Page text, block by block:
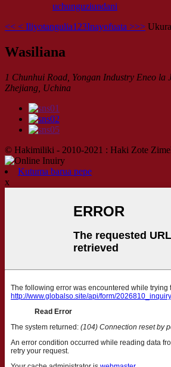
uchunguziundani
<< < Iliyotangulia1 23Inayofuata >>>
Wasiliana
1 Chunhui Road, Yongan Industry Eneo la
Zhejiang, Uchina
© Hakimiliki - 2010-2021 : Haki Zote
Kutuma barua pepe
x